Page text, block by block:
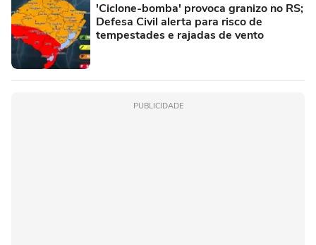
'Ciclone-bomba' provoca granizo no RS;
Defesa Civil alerta para risco de
tempestades e rajadas de vento
PUBLICIDADE